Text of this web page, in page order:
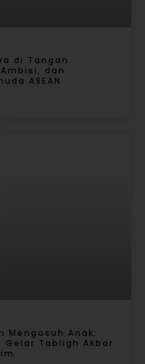
di Tangan
dan
ASEAN
Mengasuh Anak:
Gelar Tabligh Akbar